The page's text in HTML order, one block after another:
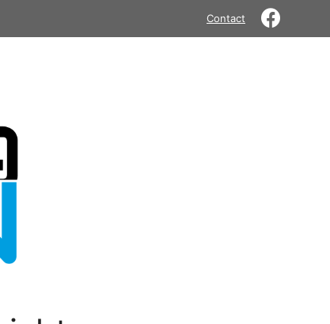
Contact